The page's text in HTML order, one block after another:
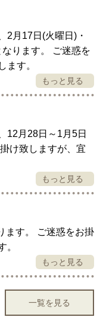
2月17日(火曜日)・
ります。 ご迷惑を
ます。
もっと見る
12月28日～1月5日
け致しますが、宜
もっと見る
ます。 ご迷惑をお掛
。
もっと見る
一覧を見る